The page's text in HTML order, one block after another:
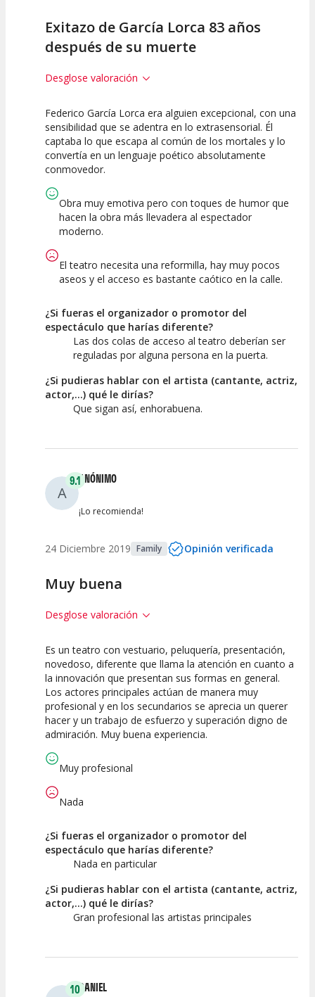
Exitazo de García Lorca 83 años
después de su muerte
Desglose valoración
10
Calidad del
Espectáculo
10
Puesta en
Escena
10
Interpretación
artística
Federico García Lorca era alguien excepcional, con una
sensibilidad que se adentra en lo extrasensorial. Él
captaba lo que escapa al común de los mortales y lo
convertía en un lenguaje poético absolutamente
conmovedor.
Obra muy emotiva pero con toques de humor que
hacen la obra más llevadera al espectador
moderno.
El teatro necesita una reformilla, hay muy pocos
aseos y el acceso es bastante caótico en la calle.
¿Si fueras el organizador o promotor del
espectáculo que harías diferente?
Las dos colas de acceso al teatro deberían ser
reguladas por alguna persona en la puerta.
¿Si pudieras hablar con el artista (cantante, actriz,
actor,...) qué le dirías?
Que sigan así, enhorabuena.
A
9.1ANÓNIMO
¡Lo recomienda!
24 Diciembre 2019 Family Opinión verificada
Muy buena
Desglose valoración
10
Calidad del
Espectáculo
7.5
Puesta en
Escena
10
Interpretación
artística
Es un teatro con vestuario, peluquería, presentación,
novedoso, diferente que llama la atención en cuanto a
la innovación que presentan sus formas en general.
Los actores principales actúan de manera muy
profesional y en los secundarios se aprecia un querer
hacer y un trabajo de esfuerzo y superación digno de
admiración. Muy buena experiencia.
Muy profesional
Nada
¿Si fueras el organizador o promotor del
espectáculo que harías diferente?
Nada en particular
¿Si pudieras hablar con el artista (cantante, actriz,
actor,...) qué le dirías?
Gran profesional las artistas principales
10DANIEL